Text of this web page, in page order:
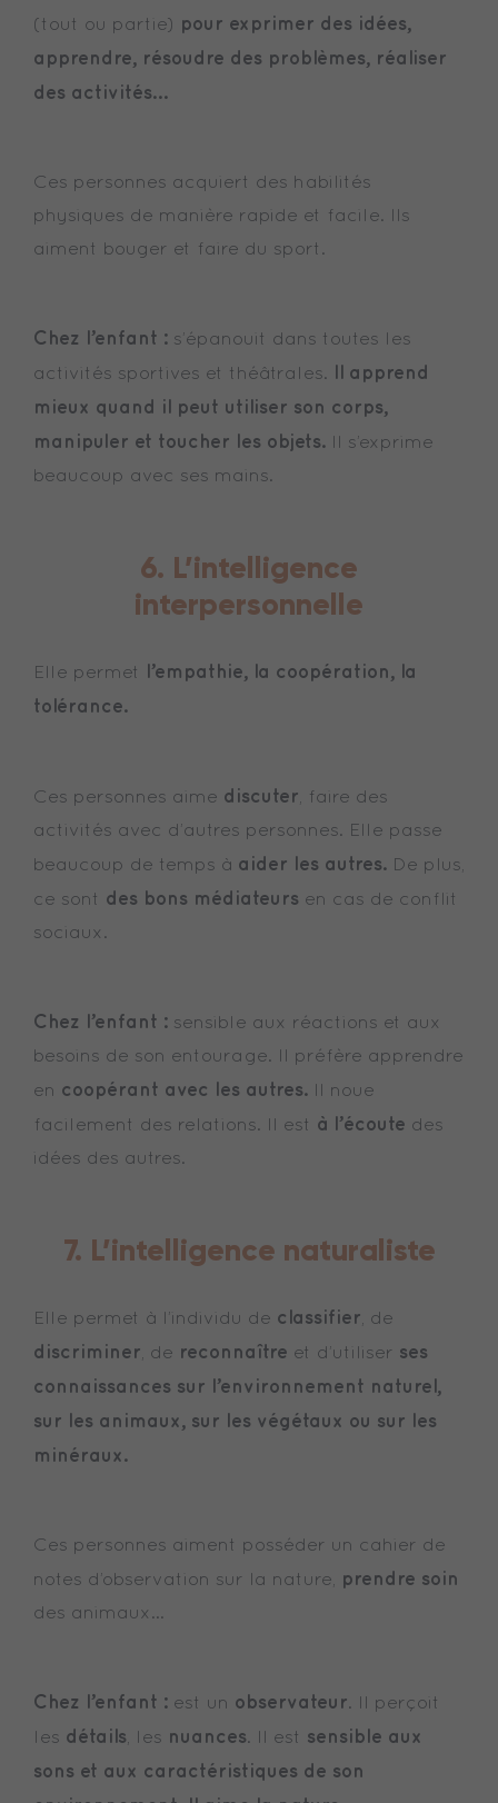
(tout ou partie) pour exprimer des idées,
apprendre, résoudre des problèmes, réaliser
des activités…
Ces personnes acquiert des habilités
physiques de manière rapide et facile. Ils
aiment bouger et faire du sport.
Chez l’enfant : s’épanouit dans toutes les
activités sportives et théâtrales.
Il apprend
mieux quand il peut utiliser son corps,
manipuler et toucher les objets.
Il s’exprime
beaucoup avec ses mains.
6. L’intelligence
interpersonnelle
Elle permet
l’empathie, la coopération, la
tolérance.
Ces personnes aime discuter , faire des
activités avec d’autres personnes. Elle passe
beaucoup de temps à aider les autres. De plus,
ce sont des bons médiateurs en cas de conflit
sociaux.
Chez l’enfant : sensible aux réactions et aux
besoins de son entourage. Il préfère apprendre
en coopérant avec les autres. Il noue
facilement des relations. Il est à l’écoute des
idées des autres.
7. L’intelligence naturaliste
Elle permet à l’individu de classifier , de
discriminer , de reconnaître et d’utiliser ses
connaissances sur l’environnement naturel,
sur les animaux, sur les végétaux ou sur les
minéraux.
Ces personnes aiment posséder un cahier de
notes d’observation sur la nature, prendre soin
des animaux…
Chez l’enfant : est un observateur. Il perçoit
les détails , les nuances. Il est sensible aux
sons et aux caractéristiques de son